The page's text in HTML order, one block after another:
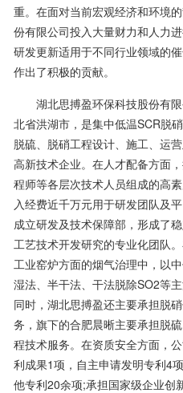
重。在面对当前宏观经济和环境
份有限公司投入大量财力和人力
研发更新适用于不同行业领域的
作出了积极的贡献。
湖北思搏盈环保科技股份有限
北省洪湖市，是集中低温SCR脱
脱硫、脱硝工程设计、施工、运
高新技术企业。在人才配备方面
程师等各层次技术人员组成的高
入经费近千万元用于研发团队及
成立研发及技术保障部，形成了
工艺技术开发研究的专业化团队
工业窑炉方面的烟气治理中，以
湿法、半干法、干法脱除SO2等
同时，湖北思搏盈还主要承担脱
务，旗下的合肥晨晰主要承担脱
程技术服务。在资质安全方面，
利成果1项，自主申请发明专利4
他专利20余项;承担国家级企业创